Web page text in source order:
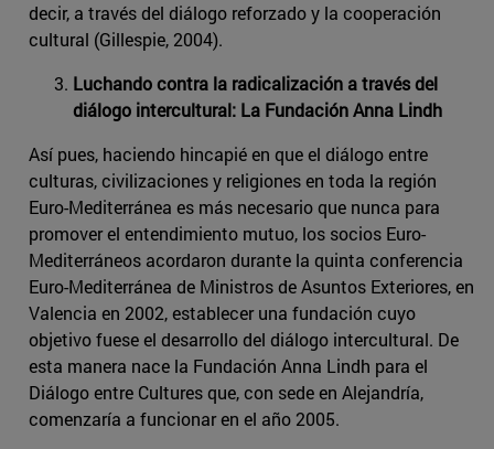
decir, a través del diálogo reforzado y la cooperación
cultural (Gillespie, 2004).
Luchando contra la radicalización a través del
diálogo intercultural: La Fundación Anna Lindh
Así pues, haciendo hincapié en que el diálogo entre
culturas, civilizaciones y religiones en toda la región
Euro-Mediterránea es más necesario que nunca para
promover el entendimiento mutuo, los socios Euro-
Mediterráneos acordaron durante la quinta conferencia
Euro-Mediterránea de Ministros de Asuntos Exteriores, en
Valencia en 2002, establecer una fundación cuyo
objetivo fuese el desarrollo del diálogo intercultural. De
esta manera nace la Fundación Anna Lindh para el
Diálogo entre Cultures que, con sede en Alejandría,
comenzaría a funcionar en el año 2005.